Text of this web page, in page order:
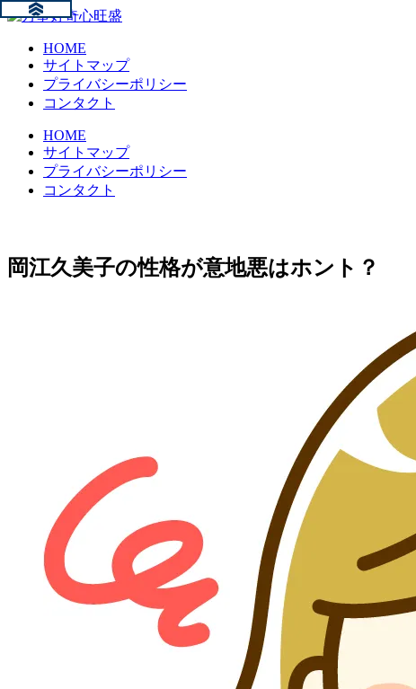
HOME
サイトマップ
プライバシーポリシー
コンタクト
HOME
サイトマップ
プライバシーポリシー
コンタクト
岡江久美子の性格が意地悪はホント？